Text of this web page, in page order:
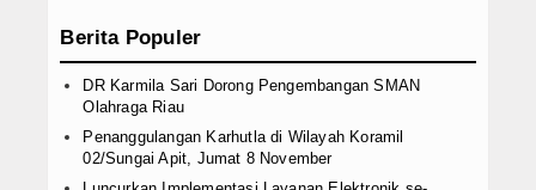
Berita Populer
DR Karmila Sari Dorong Pengembangan SMAN
Olahraga Riau
Penanggulangan Karhutla di Wilayah Koramil
02/Sungai Apit, Jumat 8 November